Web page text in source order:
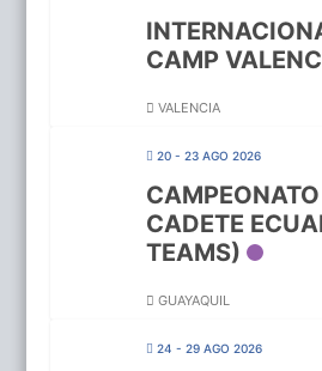
CAMP
VALENCIA
20 - 23 AGO 2026
CADETE
TEAMS)
GUAYAQUIL
24 - 29 AGO 2026